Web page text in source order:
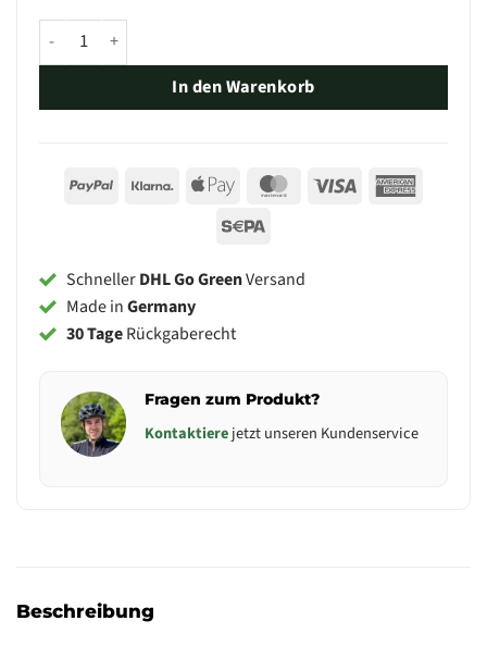
Bio Kettenreiniger - Green Stoff Bio Bike Chain Cleaner 500ml
In den Warenkorb
PayPal Klarna Apple
MasterCard
Visa
Sepa
SchnellerDHL Go GreenVersand
Made inGermany
30 TageRückgaberecht
Fragen zum Produkt?
Kontaktierejetzt unseren Kundenservice
Beschreibung